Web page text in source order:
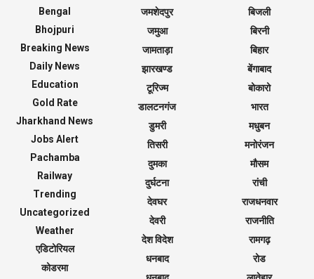
Bengal
Bhojpuri
Breaking News
Daily News
Education
Gold Rate
Jharkhand News
Jobs Alert
Pachamba
Railway
Trending
Uncategorized
Weather
एडिटोरियल
कोडरमा
जमशेदपुर
जमुआ
जामताड़ा
झारखण्ड
टूरिज्म
डालटनगंज
डुमरी
तिसरी
दुमका
दुर्घटना
देवघर
देवरी
देश विदेश
धनबाद
बिजली
बिरनी
बिहार
बेंगाबाद
बोकारो
भारत
मधुबन
मनोरंजन
मौसम
रांची
राजधनवार
राजनीति
रामगढ़
रोड